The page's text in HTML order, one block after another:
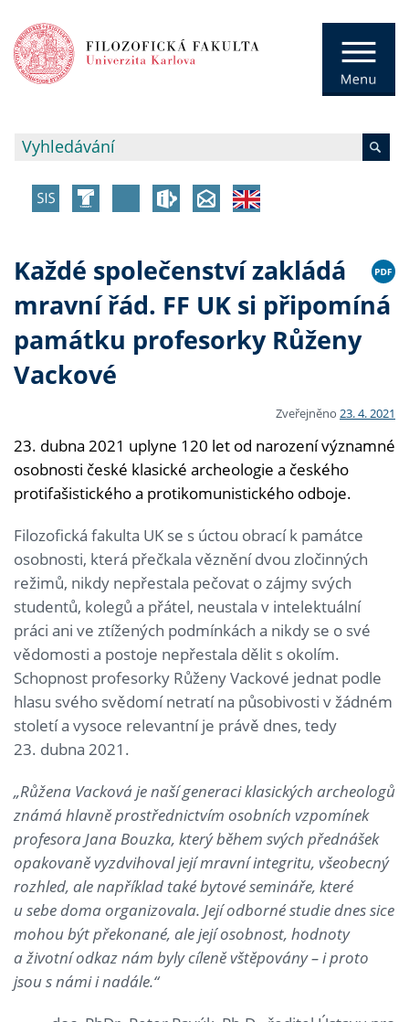
Každé společenství zakládá
mravní řád. FF UK si připomíná
památku profesorky Růženy
Vackové
Zveřejněno 23. 4. 2021
23. dubna 2021 uplyne 120 let od narození významné
osobnosti české klasické archeologie a českého
protifašistického a protikomunistického odboje.
Filozofická fakulta UK se s úctou obrací k památce
osobnosti, která přečkala věznění dvou zločinných
režimů, nikdy nepřestala pečovat o zájmy svých
studentů, kolegů a přátel, neustala v intelektuální
práci ani ve ztížených podmínkách a nikdy se o své
vědomosti a postoje nepřestala dělit s okolím.
Schopnost profesorky Růženy Vackové jednat podle
hlasu svého svědomí netratí na působivosti v žádném
století a vysoce relevantní je právě dnes, tedy
23. dubna 2021.
„Růžena Vacková je naší generaci klasických archeologů
známá hlavně prostřednictvím osobních vzpomínek
profesora Jana Bouzka, který během svých přednášek
opakovaně vyzdvihoval její mravní integritu, všeobecný
rozhled, ale například také bytové semináře, které
u sebe doma organizovala. Její odborné studie dnes sice
mohou být překonané, ale její osobnost, hodnoty
a životní odkaz nám byly cíleně vštěpovány – i proto
jsou s námi i nadále.“